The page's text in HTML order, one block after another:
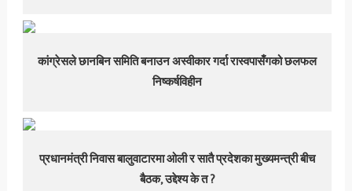
कांग्रेसले छानबिन समिति बनाउन अस्वीकार गर्दा रास्वपासँगको छलफल
निष्कर्षविहीन
प्रधानमंत्री निवास बालुवाटारमा ओली र सातै प्रदेशका मुख्यमन्त्री बीच
बैठक, उद्देश्य के त ?